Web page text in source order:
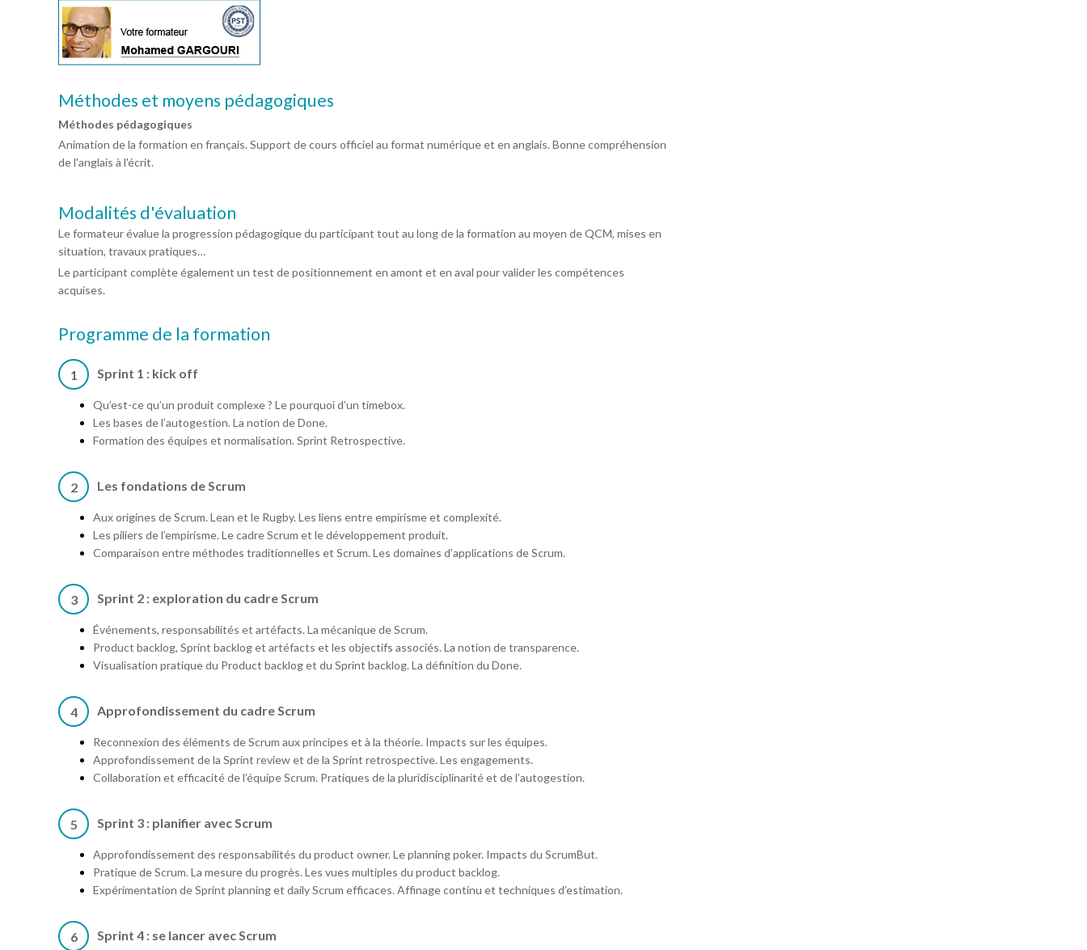
Méthodes et moyens pédagogiques
Méthodes pédagogiques
Animation de la formation en français. Support de cours officiel au format numérique et en anglais. Bonne compréhension
de l'anglais à l'écrit.
Modalités d'évaluation
Le formateur évalue la progression pédagogique du participant tout au long de la formation au moyen de QCM, mises en
situation, travaux pratiques…
Le participant complète également un test de positionnement en amont et en aval pour valider les compétences
acquises.
Programme de la formation
1 Sprint 1 : kick off
Qu’est-ce qu’un produit complexe ? Le pourquoi d’un timebox.
Les bases de l’autogestion. La notion de Done.
Formation des équipes et normalisation. Sprint Retrospective.
2 Les fondations de Scrum
Aux origines de Scrum. Lean et le Rugby. Les liens entre empirisme et complexité.
Les piliers de l’empirisme. Le cadre Scrum et le développement produit.
Comparaison entre méthodes traditionnelles et Scrum. Les domaines d’applications de Scrum.
3 Sprint 2 : exploration du cadre Scrum
Événements, responsabilités et artéfacts. La mécanique de Scrum.
Product backlog, Sprint backlog et artéfacts et les objectifs associés. La notion de transparence.
Visualisation pratique du Product backlog et du Sprint backlog. La définition du Done.
4 Approfondissement du cadre Scrum
Reconnexion des éléments de Scrum aux principes et à la théorie. Impacts sur les équipes.
Approfondissement de la Sprint review et de la Sprint retrospective. Les engagements.
Collaboration et efficacité de l’équipe Scrum. Pratiques de la pluridisciplinarité et de l’autogestion.
5 Sprint 3 : planifier avec Scrum
Approfondissement des responsabilités du product owner. Le planning poker. Impacts du ScrumBut.
Pratique de Scrum. La mesure du progrès. Les vues multiples du product backlog.
Expérimentation de Sprint planning et daily Scrum efficaces. Affinage continu et techniques d’estimation.
6 Sprint 4 : se lancer avec Scrum